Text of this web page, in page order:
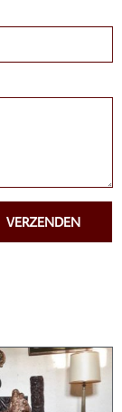
VERZENDEN